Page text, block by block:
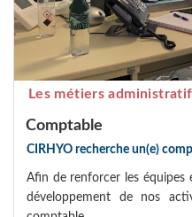
Les métiers
Comptable
CIRHYO recherche un(e)
Afin de renforcer les équipes
développement de nos